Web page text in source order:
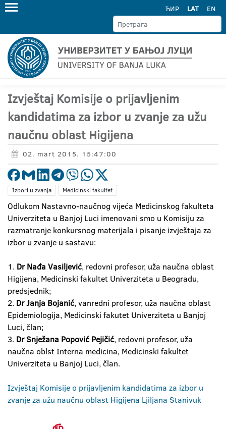
ЋИР LAT EN
Izvještaj Komisije o prijavljenim
kandidatima za izbor u zvanje za užu
naučnu oblast Higijena
02. mart 2015. 15:47:00
Izbori u zvanja Medicinski fakultet
Odlukom Nastavno-naučnog vijeća Medicinskog fakulteta
Univerziteta u Banjoj Luci imenovani smo u Komisiju za
razmatranje konkursnog materijala i pisanje izvještaja za
izbor u zvanje u sastavu:
1. Dr Nađa Vasiljević, redovni profesor, uža naučna oblast
Higijena, Medicinski fakultet Univerziteta u Beogradu,
predsjednik;
2. Dr Janja Bojanić, vanredni profesor, uža naučna oblast
Epidemiologija, Medicinski fakutet Univerziteta u Banjoj
Luci, član;
3. Dr Snježana Popović Pejičić, redovni profesor, uža
naučna oblst Interna medicina, Medicinski fakultet
Univerziteta u Banjoj Luci, član.
Izvještaj Komisije o prijavljenim kandidatima za izbor u
zvanje za užu naučnu oblast Higijena Ljiljana Stanivuk